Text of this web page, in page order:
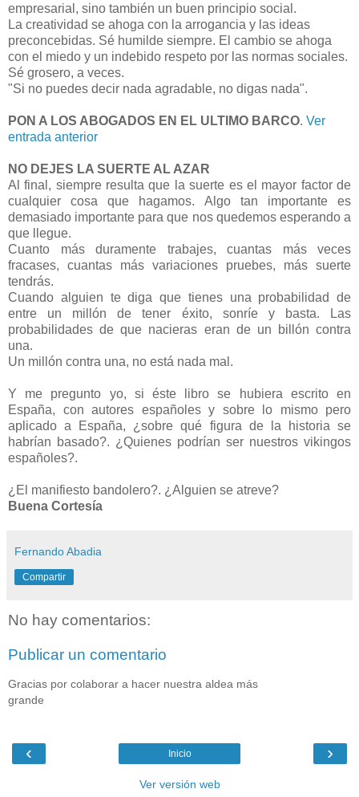
empresarial, sino también un buen principio social.
La creatividad se ahoga con la arrogancia y las ideas
preconcebidas. Sé humilde siempre. El cambio se ahoga
con el miedo y un indebido respeto por las normas sociales.
Sé grosero, a veces.
"Si no puedes decir nada agradable, no digas nada".
PON A LOS ABOGADOS EN EL ULTIMO BARCO. Ver
entrada anterior
NO DEJES LA SUERTE AL AZAR
Al final, siempre resulta que la suerte es el mayor factor de
cualquier cosa que hagamos. Algo tan importante es
demasiado importante para que nos quedemos esperando a
que llegue.
Cuanto más duramente trabajes, cuantas más veces
fracases, cuantas más variaciones pruebes, más suerte
tendrás.
Cuando alguien te diga que tienes una probabilidad de
entre un millón de tener éxito, sonríe y basta. Las
probabilidades de que nacieras eran de un billón contra
una.
Un millón contra una, no está nada mal.
Y me pregunto yo, si éste libro se hubiera escrito en
España, con autores españoles y sobre lo mismo pero
aplicado a España, ¿sobre qué figura de la historia se
habrían basado?. ¿Quienes podrían ser nuestros vikingos
españoles?.
¿El manifiesto bandolero?. ¿Alguien se atreve?
Buena Cortesía
Fernando Abadia
Compartir
No hay comentarios:
Publicar un comentario
Gracias por colaborar a hacer nuestra aldea más
grande
‹ ›
Inicio
Ver versión web